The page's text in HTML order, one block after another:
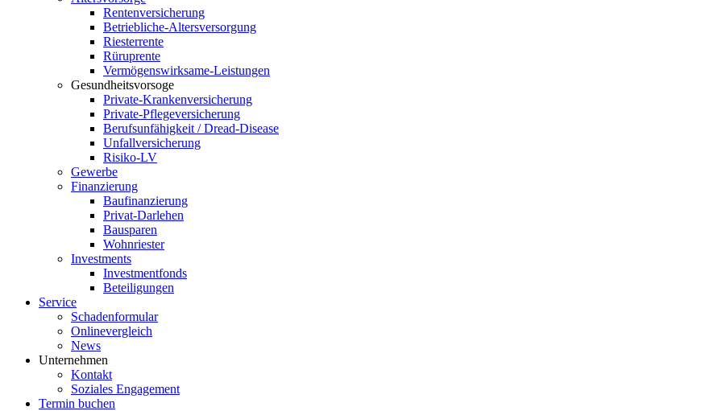
Rentenversicherung
Betriebliche-Altersversorgung
Riesterrente
Rüruprente
Vermögenswirksame-Leistungen
Gesundheitsvorsoge
Private-Krankenversicherung
Private-Pflegeversicherung
Berufsunfähigkeit / Dread-Disease
Unfallversicherung
Risiko-LV
Gewerbe
Finanzierung
Baufinanzierung
Privat-Darlehen
Bausparen
Wohnriester
Investments
Investmentfonds
Beteiligungen
Service
Schadenformular
Onlinevergleich
News
Unternehmen
Kontakt
Soziales Engagement
Termin buchen